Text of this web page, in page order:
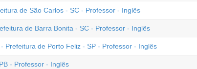
de São Carlos - SC - Professor - Inglês
de Barra Bonita - SC - Professor - Inglês
Prefeitura de Porto Feliz - SP - Professor - Inglês
- Professor - Inglês